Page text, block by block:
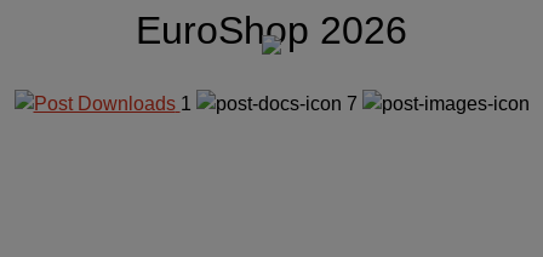
EuroShop 2026
1 7